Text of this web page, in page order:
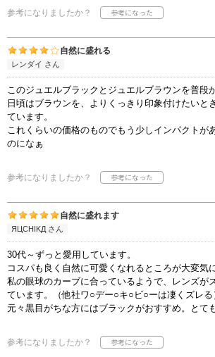
参考になりましたか？
自然に盛れる
レンダイ さん
このジュエルブラックとジュエルブラウンを普段
日頃はブラウンを、よりくっきり印象付けたいと
ています。
これくらいの価格のものでもう少しインパクトが
のになぁ
参考になりましたか？
自然に盛れます
ЯЦСНΙΚД さん
30代～ずっと愛用しています。
コスパも良く自然に可愛くなれるところが大変気
私の眼球のカーブに合っているようで、レンズが
ています。（他社ワ○デー○キ○ビ○ーは凄くズレる
元々黒目がちな方にはブラックがおすすめ。とて
参考になりましたか？